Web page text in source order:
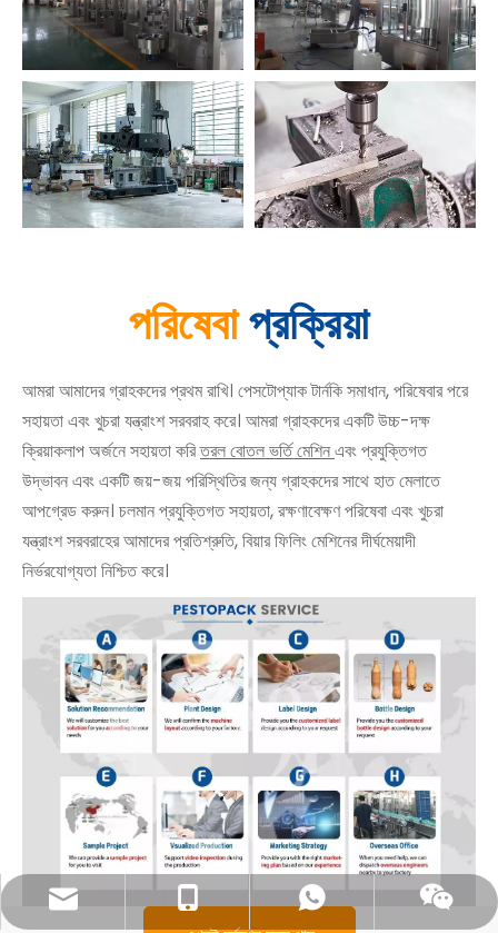
পরিষেবাপ্রক্রিয়া
আমরা আমাদের গ্রাহকদের প্রথম রাখি। পেসটোপ্যাক টার্নকি সমাধান, পরিষেবার পরে
সহায়তা এবং খুচরা যন্ত্রাংশ সরবরাহ করে। আমরা গ্রাহকদের একটি উচ্চ-দক্ষ
ক্রিয়াকলাপ অর্জনে সহায়তা করিতরল বোতল ভর্তি মেশিনএবং প্রযুক্তিগত
উদ্ভাবন এবং একটি জয়-জয় পরিস্থিতির জন্য গ্রাহকদের সাথে হাত মেলাতে
আপগ্রেড করুন। চলমান প্রযুক্তিগত সহায়তা, রক্ষণাবেক্ষণ পরিষেবা এবং খুচরা
যন্ত্রাংশ সরবরাহের আমাদের প্রতিশ্রুতি, বিয়ার ফিলিং মেশিনের দীর্ঘমেয়াদী
নির্ভরযোগ্যতা নিশ্চিত করে।
sales@pestopack.com
0086- 18151995436
হোয়াটসঅ্যাপ
Wechat